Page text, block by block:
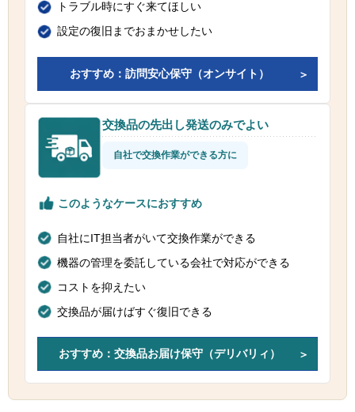
トラブル時にすぐ来てほしい
設定の復旧までおまかせしたい
おすすめ：訪問安心保守（オンサイト）
交換品の先出し発送のみでよい
自社で交換作業ができる方に
このようなケースにおすすめ
自社にIT担当者がいて交換作業ができる
機器の管理を委託している会社で対応ができる
コストを抑えたい
交換品が届けばすぐ復旧できる
おすすめ：交換品お届け保守（デリバリィ）